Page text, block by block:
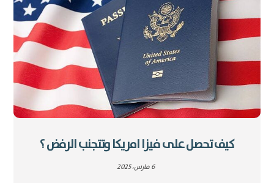
كيف تحصل على فيزا امريكا وتتجنب الرفض ؟
6 مارس، 2025